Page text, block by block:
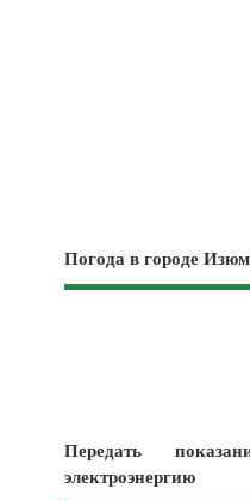
Погода в городе
Передать
электроэнергию